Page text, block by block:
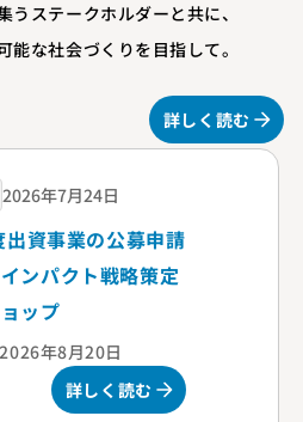
ステークホルダーと共に、
な社会づくりを目指して。
詳しく読む
2026年7月24日
資事業の公募申請
ンパクト戦略策定
ップ
年8月20日
詳しく読む